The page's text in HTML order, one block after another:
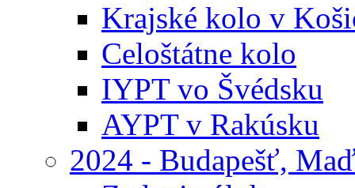
Krajské kolo v
Celoštátne kolo
IYPT vo Švédsku
AYPT v Rakúsku
2024 - Budapešť,